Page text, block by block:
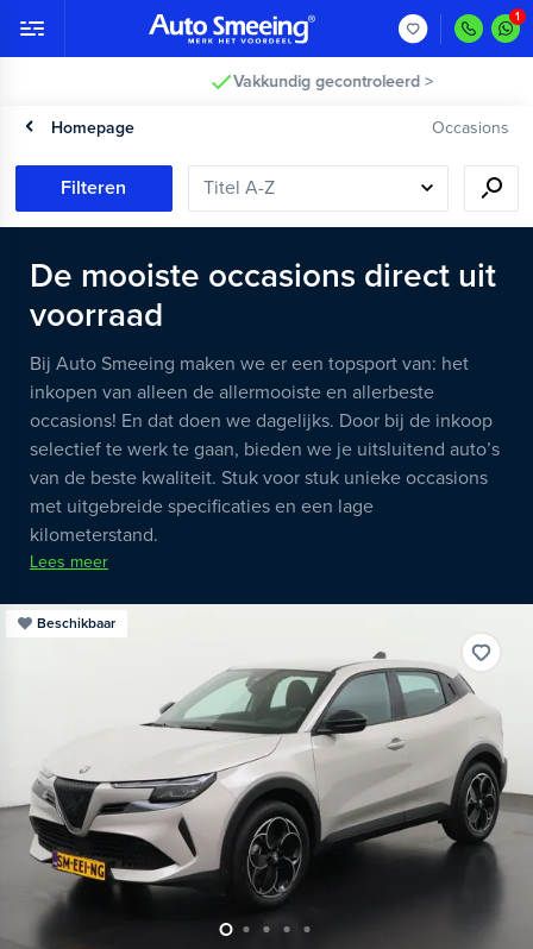
Vakkundig gecontroleerd >
Homepage Occasions
Filteren
De mooiste occasions direct uit
voorraad
Bij Auto Smeeing maken we er een topsport van: het
inkopen van alleen de allermooiste en allerbeste
occasions! En dat doen we dagelijks. Door bij de inkoop
selectief te werk te gaan, bieden we je uitsluitend auto’s
van de beste kwaliteit. Stuk voor stuk unieke occasions
met uitgebreide specificaties en een lage
kilometerstand.
Lees meer
Beschikbaar